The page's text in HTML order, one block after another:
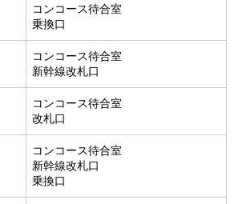
コンコース待合室
乗換口
コンコース待合室
新幹線改札口
コンコース待合室
改札口
コンコース待合室
新幹線改札口
乗換口